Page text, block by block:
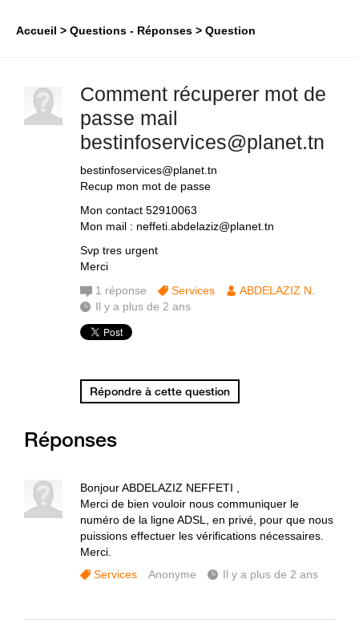
Accueil Questions - Réponses Question
Comment récuperer mot de
passe mail
bestinfoservices@planet.tn
bestinfoservices@planet.tn
Recup mon mot de passe
Mon contact 52910063
Mon mail : neffeti.abdelaziz@planet.tn
Svp tres urgent
Merci
1 réponse Services
ABDELAZIZ N.
Il y a plus de 2 ans
Répondre à cette question
Réponses
Bonjour ABDELAZIZ NEFFETI ,
Merci de bien vouloir nous communiquer le
numéro de la ligne ADSL, en privé, pour que nous
puissions effectuer les vérifications nécessaires.
Merci.
Services
Anonyme Il y a plus de 2 ans